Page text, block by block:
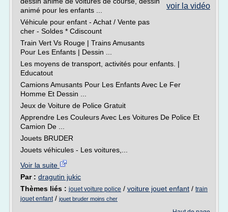
voir la vidéo
animé pour les enfants ...
Véhicule pour enfant - Achat / Vente pas
cher - Soldes * Cdiscount
Train Vert Vs Rouge | Trains Amusants
Pour Les Enfants | Dessin ...
Les moyens de transport, activités pour enfants. |
Educatout
Camions Amusants Pour Les Enfants Avec Le Fer
Homme Et Dessin ...
Jeux de Voiture de Police Gratuit
Apprendre Les Couleurs Avec Les Voitures De Police Et
Camion De ...
Jouets BRUDER
Jouets véhicules - Les voitures,...
Voir la suite
Par : dragutin jukic
Thèmes liés : jouet voiture police / voiture jouet enfant / train
jouet enfant/ jouet bruder moins cher